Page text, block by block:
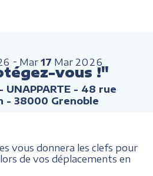
Mar 17 Mar 2026
vous !"
- UNAPPARTE - 48 rue
- 38000 Grenoble
vous donnera les clefs pour
de vos déplacements en